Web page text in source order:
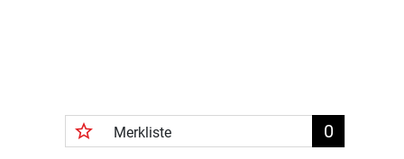
star_border Merkliste 0